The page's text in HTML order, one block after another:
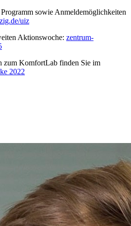
sowie Anmeldemöglichkeiten
uiz
Aktionswoche: zentrum-
zum KomfortLab finden Sie im
2022